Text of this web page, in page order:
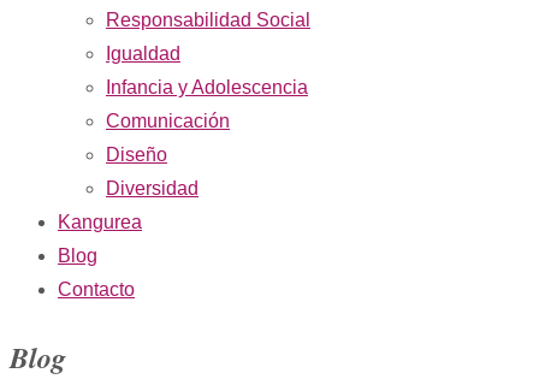
Responsabilidad Social
Igualdad
Infancia y Adolescencia
Comunicación
Diseño
Diversidad
Kangurea
Blog
Contacto
Blog